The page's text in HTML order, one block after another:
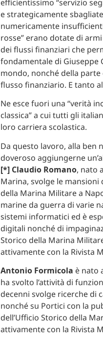
efficientissimo “servizio
e strategicamente
numericamente
rosse” erano dotate di
dei flussi finanziari che
fondamentale di Giuseppe
mondo, nonché della
flusso finanziario. E tanto
Ne esce fuori una “verità
classica” a cui tutti gli
loro carriera scolastica.
Da questo lavoro, alla ben
doveroso aggiungerne
[*] Claudio Romano, nato
Marina, svolge le mansioni
della Marina Militare a
marine da guerra di varie
sistemi informatici ed è
digitali nonché di
Storico della Marina
attivamente con la Rivista
Antonio Formicola è nato
ha svolto l’attività di
decenni svolge ricerche di
nonché su Portici con la
dell’Ufficio Storico della
attivamente con la Rivista